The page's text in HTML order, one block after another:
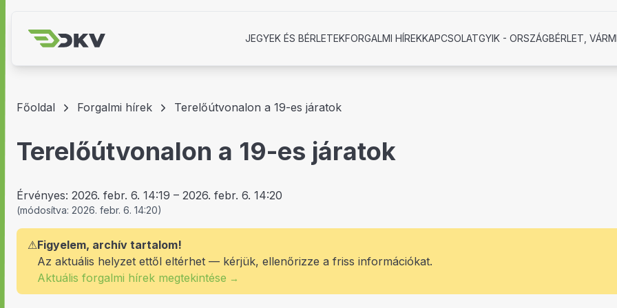
JEGYEK ÉS BÉRLETEKFORGALMI HÍREKKAPCSOLATGYIK - ORSZÁGBÉRLET,
Főoldal Forgalmi hírek Terelőútvonalon a 19-es járatok
Terelőútvonalon a 19-es járatok
Érvényes: 2026. febr. 6. 14:19 – 2026. febr. 6. 14:20
(módosítva: 2026. febr. 6. 14:20)
⚠Figyelem, archív tartalom!
Az aktuális helyzet ettől eltérhet — kérjük, ellenőrizze a friss információkat.
Aktuális forgalmi hírek megtekintése →